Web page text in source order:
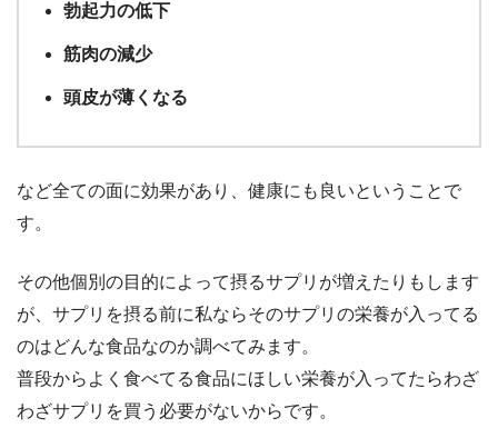
勃起力の低下
筋肉の減少
頭皮が薄くなる
など全ての面に効果があり、健康にも良いということで
す。
その他個別の目的によって摂るサプリが増えたりもします
が、サプリを摂る前に私ならそのサプリの栄養が入ってる
のはどんな食品なのか調べてみます。
普段からよく食べてる食品にほしい栄養が入ってたらわざ
わざサプリを買う必要がないからです。